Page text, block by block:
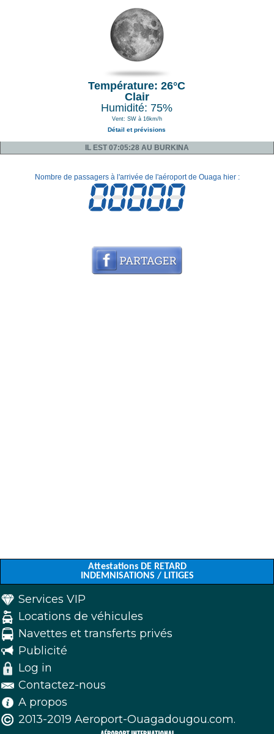
Température: 26°C
Clair
Humidité: 75%
Vent: SW à 16km/h
Détail et prévisions
IL EST 07:05:28 AU BURKINA
Nombre de passagers à l'arrivée de l'aéroport de Ouaga hier :
Attestations DE RETARD
INDEMNISATIONS / LITIGES
Services VIP
Locations de véhicules
Navettes et transferts privés
Publicité
Log in
Contactez-nous
A propos
2013-2019 Aeroport-Ouagadougou.com.